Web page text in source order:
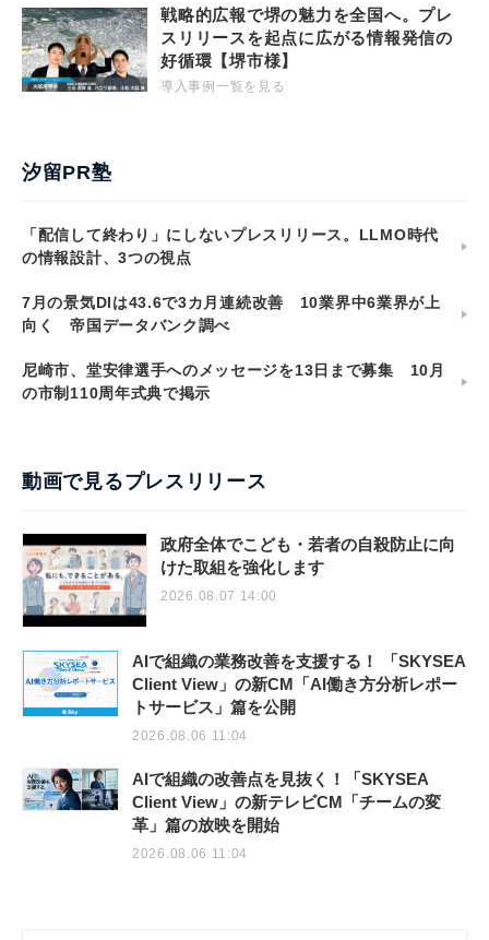
戦略的広報で堺の魅力を全国へ。プレ
スリリースを起点に広がる情報発信の
好循環【堺市様】
導入事例一覧を見る
汐留PR塾
「配信して終わり」にしないプレスリリース。LLMO時代
の情報設計、3つの視点
7月の景気DIは43.6で3カ月連続改善 10業界中6業界が上
向く 帝国データバンク調べ
尼崎市、堂安律選手へのメッセージを13日まで募集 10月
の市制110周年式典で掲示
動画で見るプレスリリース
政府全体でこども・若者の自殺防止に向
けた取組を強化します
2026.08.07 14:00
AIで組織の業務改善を支援する！ 「SKYSEA
Client View」の新CM「AI働き方分析レポー
トサービス」篇を公開
2026.08.06 11:04
AIで組織の改善点を見抜く！「SKYSEA
Client View」の新テレビCM「チームの変
革」篇の放映を開始
2026.08.06 11:04